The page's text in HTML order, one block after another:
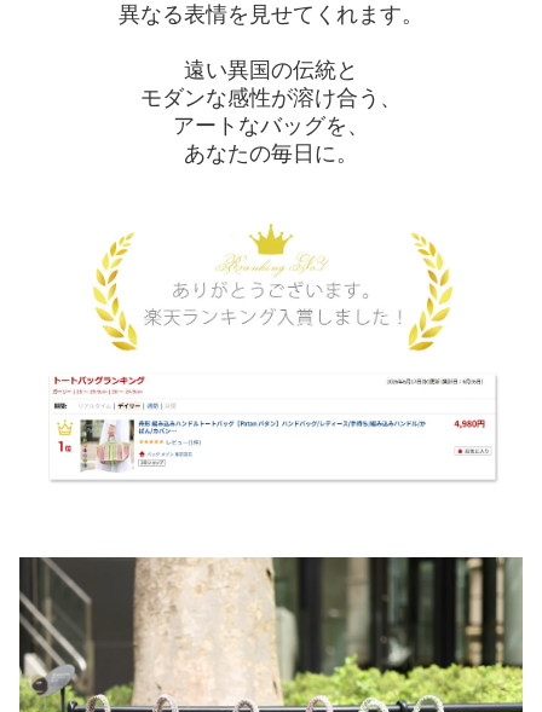
異なる表情を見せてくれます。
遠い異国の伝統と
モダンな感性が溶け合う、
アートなバッグを、
あなたの毎日に。